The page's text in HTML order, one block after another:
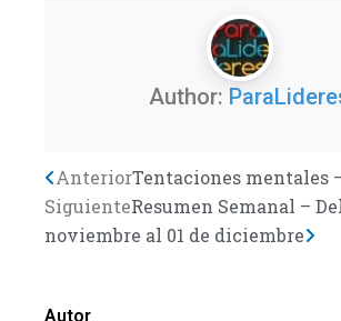
Author:
Previo
AnteriorTentaciones mentales
SiguienteResumen Semanal –
noviembre al 01 de diciembre
Autor